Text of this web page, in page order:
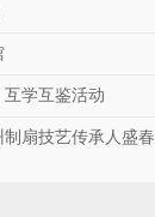
学互鉴活动
扇技艺传承人盛